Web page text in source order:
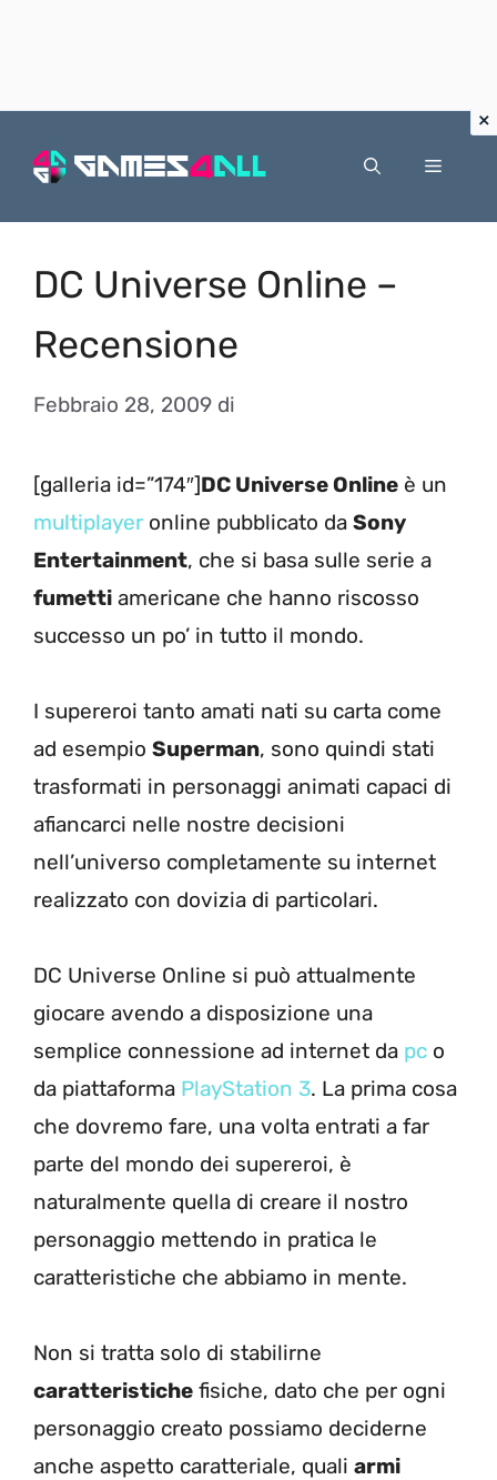
Menu
DC Universe Online –
Recensione
Febbraio 28, 2009 di
[galleria id=”174″]DC Universe Online è un
multiplayer online pubblicato da Sony
Entertainment, che si basa sulle serie a
fumetti americane che hanno riscosso
successo un po’ in tutto il mondo.
I supereroi tanto amati nati su carta come
ad esempio Superman, sono quindi stati
trasformati in personaggi animati capaci di
afiancarci nelle nostre decisioni
nell’universo completamente su internet
realizzato con dovizia di particolari.
DC Universe Online si può attualmente
giocare avendo a disposizione una
semplice connessione ad internet da pc o
da piattaforma PlayStation 3. La prima cosa
che dovremo fare, una volta entrati a far
parte del mondo dei supereroi, è
naturalmente quella di creare il nostro
personaggio mettendo in pratica le
caratteristiche che abbiamo in mente.
Non si tratta solo di stabilirne
caratteristiche fisiche, dato che per ogni
personaggio creato possiamo deciderne
anche aspetto caratteriale, quali armi